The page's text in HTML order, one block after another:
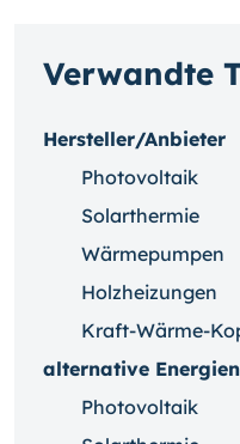
Verwandte
Hersteller/Anbieter
Photovoltaik
Solarthermie
Wärmepumpen
Holzheizungen
Kraft-Wärme-
alternative Energien
Photovoltaik